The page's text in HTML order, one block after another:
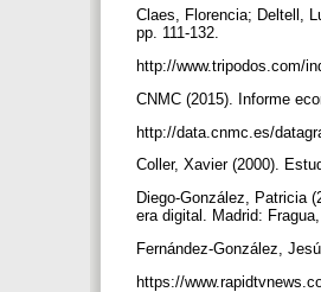
Claes, Florencia; Deltell,
pp. 111-132.
http://www.tripodos.com/
CNMC (2015). Informe
http://data.cnmc.es/
Coller, Xavier (2000).
Diego-González, Patricia
era digital. Madrid:
Fernández-González,
https://